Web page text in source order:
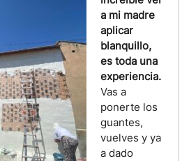
a mi madre
aplicar
blanquillo,
es toda una
experiencia.
Vas a
ponerte los
guantes,
vuelves y ya
a dado